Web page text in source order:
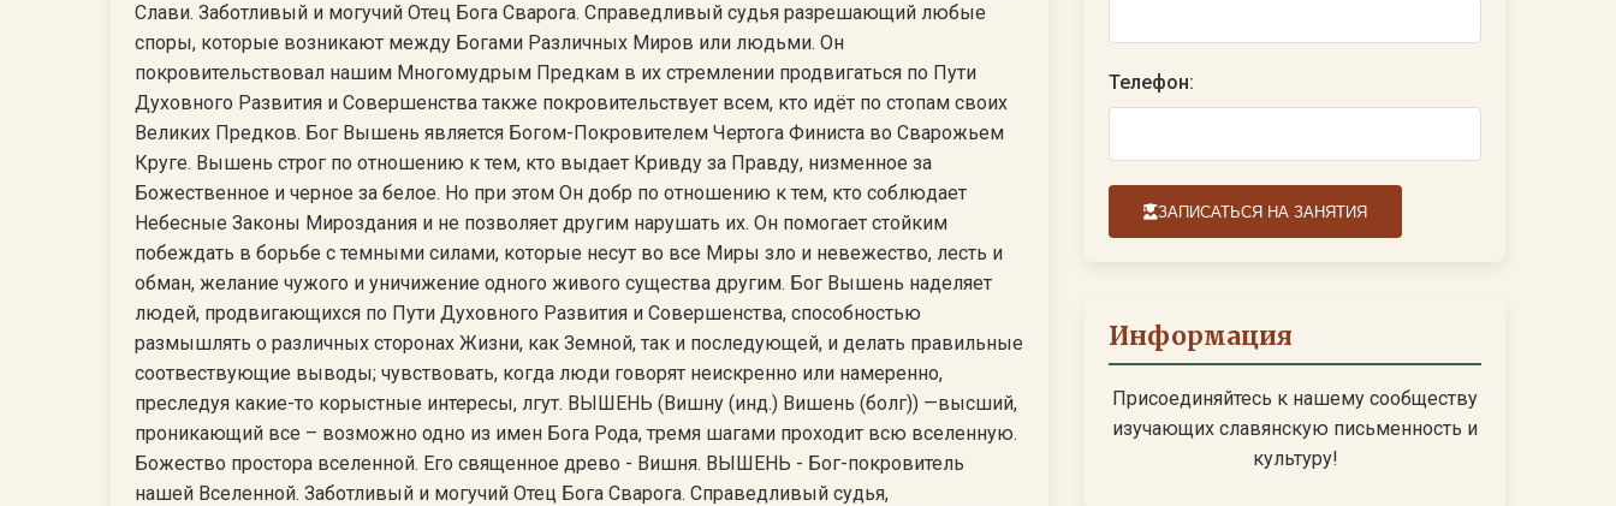
Слави. Заботливый и могучий Отец Бога Сварога. Справедливый судья разрешающий любые
споры, которые возникают между Богами Различных Миров или людьми. Он
покровительствовал нашим Многомудрым Предкам в их стремлении продвигаться по Пути
Духовного Развития и Совершенства также покровительствует всем, кто идёт по стопам своих
Великих Предков. Бог Вышень является Богом-Покровителем Чертога Финиста во Сварожьем
Круге. Вышень строг по отношению к тем, кто выдает Кривду за Правду, низменное за
Божественное и черное за белое. Но при этом Он добр по отношению к тем, кто соблюдает
Небесные Законы Мироздания и не позволяет другим нарушать их. Он помогает стойким
побеждать в борьбе с темными силами, которые несут во все Миры зло и невежество, лесть и
обман, желание чужого и уничижение одного живого существа другим. Бог Вышень наделяет
людей, продвигающихся по Пути Духовного Развития и Совершенства, способностью
размышлять о различных сторонах Жизни, как Земной, так и последующей, и делать правильные
соотвествующие выводы; чувствовать, когда люди говорят неискренно или намеренно,
преследуя какие-то корыстные интересы, лгут. ВЫШЕНЬ (Вишну (инд.) Вишень (болг)) —высший,
проникающий все – возможно одно из имен Бога Рода, тремя шагами проходит всю вселенную.
Божество простора вселенной. Его священное древо - Вишня. ВЫШЕНЬ - Бог-покровитель
нашей Вселенной. Заботливый и могучий Отец Бога Сварога. Справедливый судья,
Телефон:
ЗАПИСАТЬСЯ НА ЗАНЯТИЯ
Информация
Присоединяйтесь к нашему сообществу
изучающих славянскую письменность и
культуру!